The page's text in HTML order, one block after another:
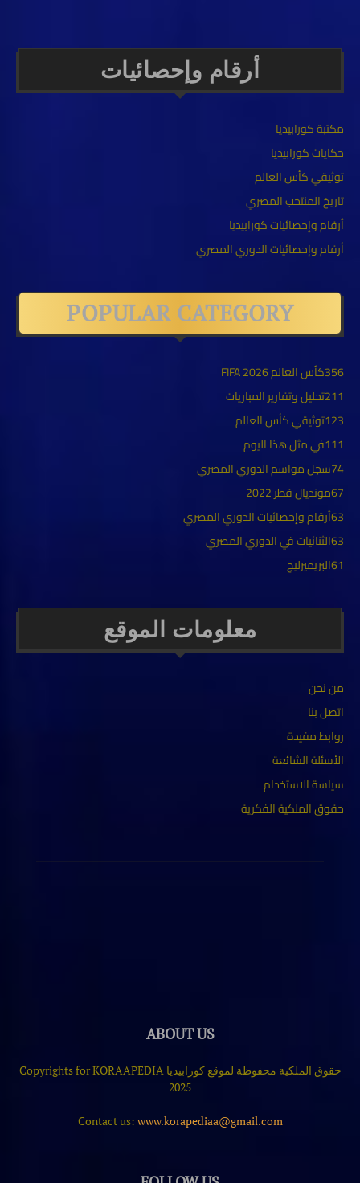
أرقام وإحصائيات
مكتبة كورابيديا
حكايات كورابيديا
توثيقي كأس العالم
تاريخ المنتخب المصري
أرقام وإحصائيات كورابيديا
أرقام وإحصائيات الدوري المصري
POPULAR CATEGORY
كأس العالم FIFA 2026356
تحليل وتقارير المباريات211
توثيقي كأس العالم123
في مثل هذا اليوم111
سجل مواسم الدوري المصري74
مونديال قطر 202267
أرقام وإحصائيات الدوري المصري63
الثنائيات في الدوري المصري63
البريميرليج61
معلومات الموقع
من نحن
اتصل بنا
روابط مفيدة
الأسئلة الشائعة
سياسة الاستخدام
حقوق الملكية الفكرية
FOLLOW US